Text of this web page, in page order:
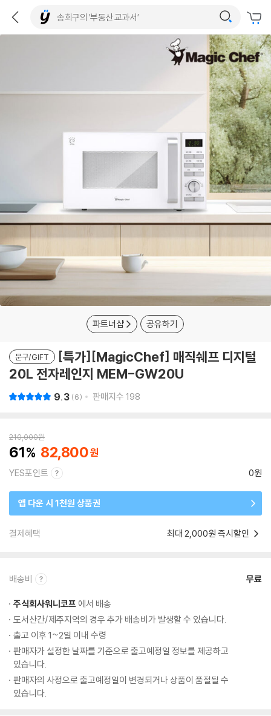
파트너샵 공유하기
문구/GIFT
[특가][MagicChef] 매직쉐프 디지털
20L 전자레인지 MEM-GW20U
9.3 6 판매지수 198
210,000원
61 82,800
YES포인트 0원
앱 다운 시 1천원 상품권
결제혜택 최대 2,000원 즉시할인
배송비 무료
주식회사워니코프 에서 배송
도서산간/제주지역의 경우 추가 배송비가 발생할 수 있습니다.
출고 이후 1~2일 이내 수령
판매자가 설정한 날짜를 기준으로 출고예정일 정보를 제공하고
있습니다.
판매자의 사정으로 출고예정일이 변경되거나 상품이 품절될 수
있습니다.